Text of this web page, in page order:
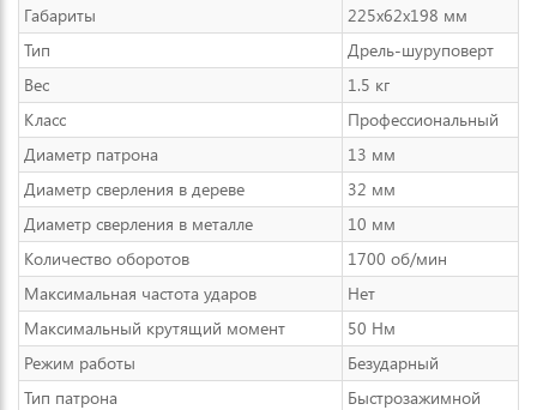
Габариты
225x62x198 мм
Тип
Дрель-шуруповерт
Вес
1.5 кг
Класс
Профессиональный
Диаметр патрона
13 мм
Диаметр сверления в дереве
32 мм
Диаметр сверления в металле
10 мм
Количество оборотов
1700 об/мин
Максимальная частота ударов
Нет
Максимальный крутящий момент
50 Нм
Режим работы
Безударный
Тип патрона
Быстрозажимной